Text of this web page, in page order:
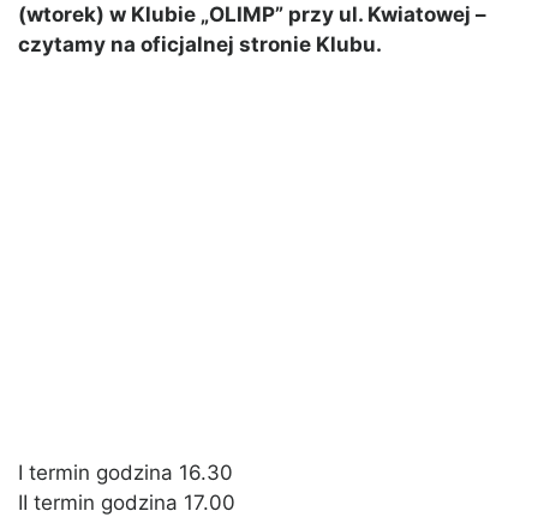
(wtorek) w Klubie „OLIMP” przy ul. Kwiatowej –
czytamy na oficjalnej stronie Klubu.
I termin godzina 16.30
II termin godzina 17.00